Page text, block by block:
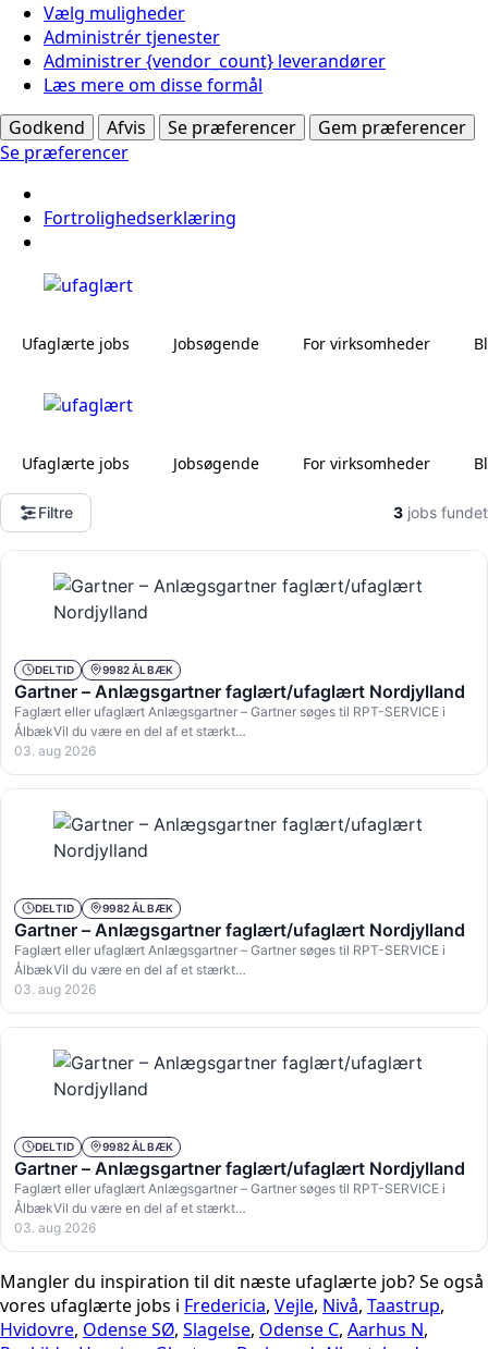
Vælg muligheder
Administrér tjenester
Administrer {vendor_count} leverandører
Læs mere om disse formål
Godkend
Afvis Se præferencer
Gem præferencer
Se præferencer
Fortrolighedserklæring
Ufaglærte jobs Jobsøgende For virksomheder
Ufaglærte jobs Jobsøgende For virksomheder
Filtre 3 jobs fundet
DELTID 9982 ÅLBÆK
Gartner – Anlægsgartner faglært/ufaglært Nordjylland
Faglært eller ufaglært Anlægsgartner – Gartner søges til RPT-SERVICE i
ÅlbækVil du være en del af et stærkt…
03. aug 2026
DELTID 9982 ÅLBÆK
Gartner – Anlægsgartner faglært/ufaglært Nordjylland
Faglært eller ufaglært Anlægsgartner – Gartner søges til RPT-SERVICE i
ÅlbækVil du være en del af et stærkt…
03. aug 2026
DELTID 9982 ÅLBÆK
Gartner – Anlægsgartner faglært/ufaglært Nordjylland
Faglært eller ufaglært Anlægsgartner – Gartner søges til RPT-SERVICE i
ÅlbækVil du være en del af et stærkt…
03. aug 2026
Mangler du inspiration til dit næste ufaglærte job? Se også
vores ufaglærte jobs i Fredericia, Vejle, Nivå, Taastrup,
Hvidovre, Odense SØ, Slagelse, Odense C, Aarhus N,